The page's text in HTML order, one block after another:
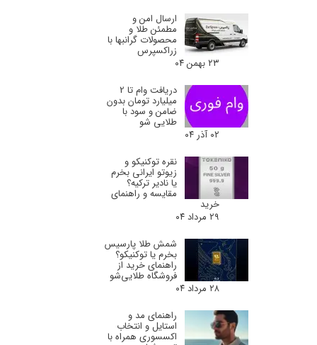
ارسال امن و
مطمئن طلا و
محصولات گرانبها با
زراکسپرس
۲۳ بهمن ۰۴
دریافت وام تا 2
میلیارد تومان بدون
ضامن و سود با
طلایی شو
۰۲ آذر ۰۴
نقره توکنیکو و
زیوتو ایرانی بخرم
یا نادیر ترکیه؟
مقایسه و راهنمای
خرید
۲۹ مرداد ۰۴
شمش طلا پارسیس
بخرم یا توکنیکو؟
راهنمای خرید از
فروشگاه طلایی‌شو
۲۸ مرداد ۰۴
راهنمای مد و
استایل و انتخاب
اکسسوری همراه با